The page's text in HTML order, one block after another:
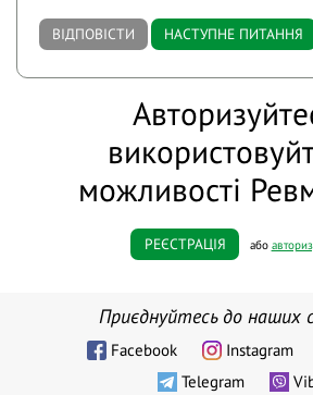
ВІДПОВІСТИ НАСТУПНЕ ПИТАННЯ
можливості
РЕЄСТРАЦІЯ або
Приєднуйтесь до наших
Facebook Instagram
Telegram